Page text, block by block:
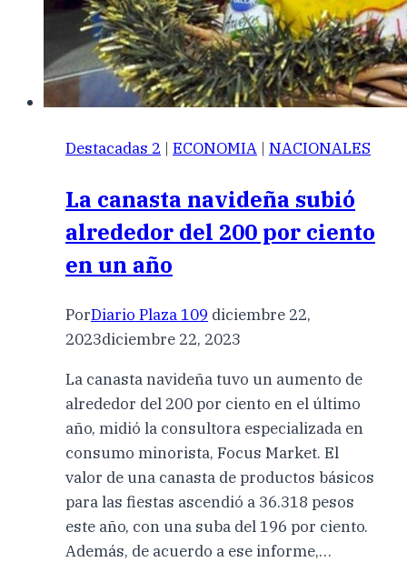
Destacadas 2 | ECONOMIA | NACIONALES
La canasta navideña subió
alrededor del 200 por ciento
en un año
PorDiario Plaza 109 diciembre 22,
2023diciembre 22, 2023
La canasta navideña tuvo un aumento de
alrededor del 200 por ciento en el último
año, midió la consultora especializada en
consumo minorista, Focus Market. El
valor de una canasta de productos básicos
para las fiestas ascendió a 36.318 pesos
este año, con una suba del 196 por ciento.
Además, de acuerdo a ese informe,…